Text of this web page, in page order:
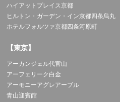
ハイアットプレイス京都
ヒルトン・ガーデン・イン京都四条烏丸
ホテルフォルツァ京都四条河原町
【東京】
アーカンジェル代官山
アーフェリーク白金
アーモニーアグレアーブル
青山迎賓館